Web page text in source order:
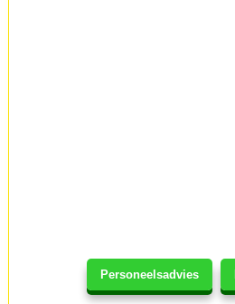
Personeelsadvies